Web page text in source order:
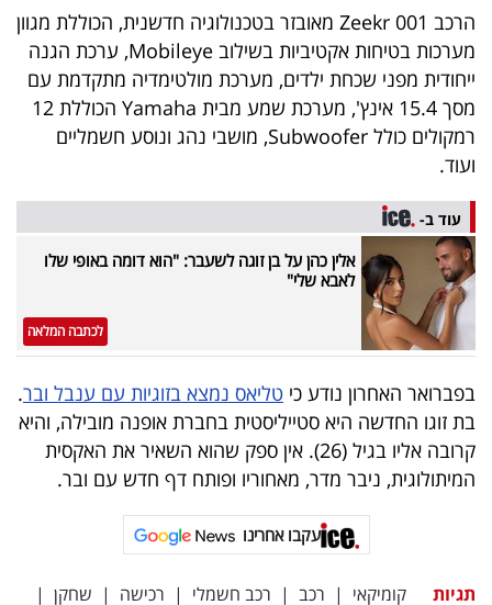
פודקאסט
40
UNDER
40
שיתופי
פעולה
דרושים
ניוזלטרים
הרכב Zeekr 001 מאובזר בטכנולוגיה חדשנית, הכוללת מגוון
מערכות בטיחות אקטיביות בשילוב Mobileye, ערכת הגנה
ייחודית מפני שכחת ילדים, מערכת מולטימדיה מתקדמת עם
מסך 15.4 אינץ', מערכת שמע מבית Yamaha הכוללת 12
רמקולים כולל Subwoofer, מושבי נהג ונוסע חשמליים
ועוד.
עוד ב-
אלין כהן על בן זוגה לשעבר: "הוא דומה באופי שלו
לאבא שלי"
לכתבה המלאה
בפברואר האחרון נודע כי טליאס נמצא בזוגיות עם ענבל ובר.
בת זוגו החדשה היא סטייליסטית בחברת אופנה מובילה, והיא
קרובה אליו בגיל (26). אין ספק שהוא השאיר את האקסית
המיתולוגית, ניבר מדר, מאחוריו ופותח דף חדש עם ובר.
עקבו אחרינו
תגיות קומיקאי | רכב | רכב חשמלי | רכישה | שחקן |